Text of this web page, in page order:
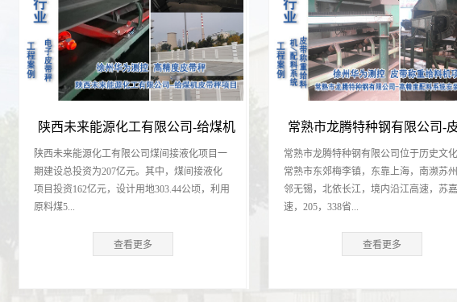
陕西未来能源化工有限公司-给煤机
皮带秤项目
陕西未来能源化工有限公司煤间接液化项目一
期建设总投资为207亿元。其中，煤间接液化
项目投资162亿元，设计用地303.44公顷，利用
原料煤5...
查看更多
常熟市龙腾特种钢有限公司-
重给料机项目
常熟市龙腾特种钢有限公司位于历史文
常熟市东郊梅李镇，东靠上海，南濒苏
邻无锡，北依长江，境内沿江高速，苏
速，205，338省...
查看更多